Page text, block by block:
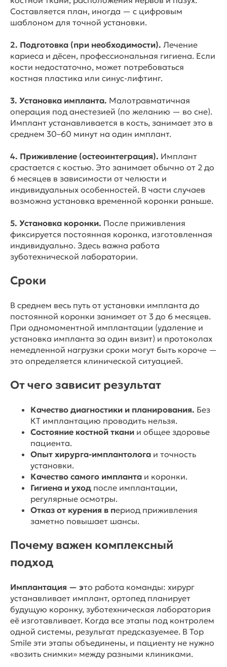
Составляется план, иногда — с цифровым
шаблоном для точной установки.
2. Подготовка (при необходимости). Лечение
кариеса и дёсен, профессиональная гигиена. Если
кости недостаточно, может потребоваться
костная пластика или синус-лифтинг.
3. Установка импланта. Малотравматичная
операция под анестезией (по желанию — во сне).
Имплант устанавливается в кость, занимает это в
среднем 30–60 минут на один имплант.
4. Приживление (остеоинтеграция). Имплант
срастается с костью. Это занимает обычно от 2 до
6 месяцев в зависимости от челюсти и
индивидуальных особенностей. В части случаев
возможна установка временной коронки раньше.
5. Установка коронки. После приживления
фиксируется постоянная коронка, изготовленная
индивидуально. Здесь важна работа
зуботехнической лаборатории.
Сроки
В среднем весь путь от установки импланта до
постоянной коронки занимает от 3 до 6 месяцев.
При одномоментной имплантации (удаление и
установка импланта за один визит) и протоколах
немедленной нагрузки сроки могут быть короче —
это определяется клинической ситуацией.
От чего зависит результат
Качество диагностики и планирования. Без
КТ имплантацию проводить нельзя.
Состояние костной ткани и общее здоровье
пациента.
Опыт хирурга-имплантолога и точность
установки.
Качество самого импланта и коронки.
Гигиена и уход после имплантации,
регулярные осмотры.
Отказ от курения в период приживления
заметно повышает шансы.
Почему важен комплексный
подход
Имплантация — это работа команды: хирург
устанавливает имплант, ортопед планирует
будущую коронку, зуботехническая лаборатория
её изготавливает. Когда все этапы под контролем
одной системы, результат предсказуемее. В Top
Smile эти этапы объединены, и пациенту не нужно
«возить снимки» между разными клиниками.